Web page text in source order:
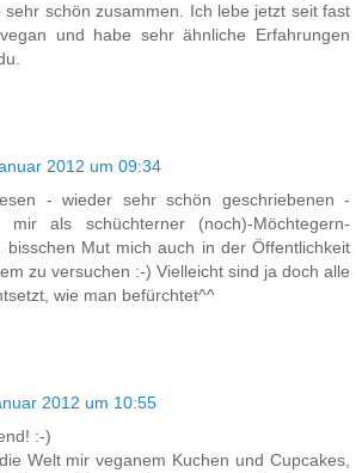
sehr schön zusammen. Ich lebe jetzt seit fast
und habe sehr ähnliche Erfahrungen
2012 um 09:34
- wieder sehr schön geschriebenen -
mir als schüchterner (noch)-Möchtegern-
bisschen Mut mich auch in der Öffentlichkeit
zu versuchen :-) Vielleicht sind ja doch alle
wie man befürchtet^^
2012 um 10:55
:-)
Welt mir veganem Kuchen und Cupcakes,